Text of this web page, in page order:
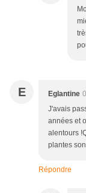
E Eglantine
J'avais
années et
alentours
plantes
Répondre